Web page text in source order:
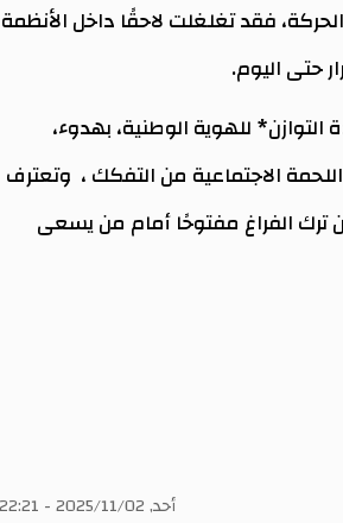
فقد تغلغلت لاحقًا داخل الأنظمة
حتى اليوم.
للهوية الوطنية، بهدوء،
الاجتماعية من التفكك ، وتعترف
ترك الفراغ مفتوحًا أمام من يسعى
أحد, 2025/11/02 - 22:21